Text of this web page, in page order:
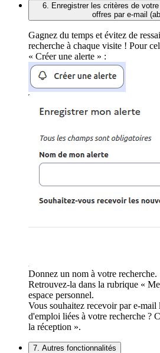
6. Enregistrer les critères de
offres par e-mail
Gagnez du temps et évitez de
recherche à chaque visite ! Pour
« Créer une alerte » :
Donnez un nom à votre recherche.
Retrouvez-la dans la rubrique «
espace personnel.
Vous souhaitez recevoir par e-mail
d'emploi liées à votre recherche ?
la réception ».
7. Autres fonctionnalités